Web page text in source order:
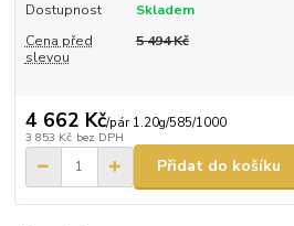
Dostupnost
Skladem
Cena před
slevou
5 494 Kč
4 662 Kč/pár 1.20g/585/1000
3 853 Kč bez DPH
Přidat do košíku